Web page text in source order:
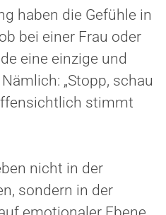
haben die Gefühle in
bei einer Frau oder
eine einzige und
„Stopp, schau
stimmt
nicht in der
sondern in der